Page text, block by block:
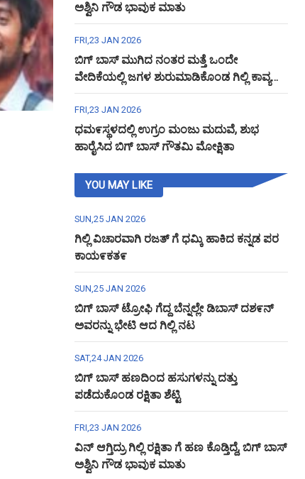
ಅಶ್ವಿನಿ ಗೌಡ ಭಾವುಕ ಮಾತು
FRI,23 JAN 2026
ಬಿಗ್ ಬಾಸ್ ಮುಗಿದ ನಂತರ ಮತ್ತೆ ಒಂದೇ
ವೇದಿಕೆಯಲ್ಲಿ ಜಗಳ ಶುರುಮಾಡಿಕೊಂಡ ಗಿಲ್ಲಿ ಕಾವ್ಯ
ಅಶ್ವಿನಿ ಗೌಡ
FRI,23 JAN 2026
ಧಮ೯ಸ್ಥಳದಲ್ಲಿ ಉಗ್ರಂ ಮಂಜು ಮದುವೆ, ಶುಭ
ಹಾರೈಸಿದ ಬಿಗ್ ಬಾಸ್ ಗೌತಮಿ ಮೋಕ್ಷಿತಾ
YOU MAY LIKE
SUN,25 JAN 2026
ಗಿಲ್ಲಿ ವಿಚಾರವಾಗಿ ರಜತ್ ಗೆ ಧಮ್ಕಿ ಹಾಕಿದ ಕನ್ನಡ ಪರ
ಕಾಯ೯ಕತ೯
SUN,25 JAN 2026
ಬಿಗ್ ಬಾಸ್ ಟ್ರೋಫಿ ಗೆದ್ದ ಬೆನ್ನಲ್ಲೇ ಡಿಬಾಸ್ ದಶ೯ನ್
ಅವರನ್ನು ಭೇಟಿ ಆದ ಗಿಲ್ಲಿ ನಟ
SAT,24 JAN 2026
ಬಿಗ್ ಬಾಸ್ ಹಣದಿಂದ ಹಸುಗಳನ್ನು ದತ್ತು
ಪಡೆದುಕೊಂಡ ರಕ್ಷಿತಾ ಶೆಟ್ಟಿ
FRI,23 JAN 2026
ವಿನ್ ಆಗ್ತಿದ್ರು ಗಿಲ್ಲಿ ರಕ್ಷಿತಾ ಗೆ ಹಣ ಕೊಡ್ತಿದ್ದೆ, ಬಿಗ್ ಬಾಸ್
ಅಶ್ವಿನಿ ಗೌಡ ಭಾವುಕ ಮಾತು